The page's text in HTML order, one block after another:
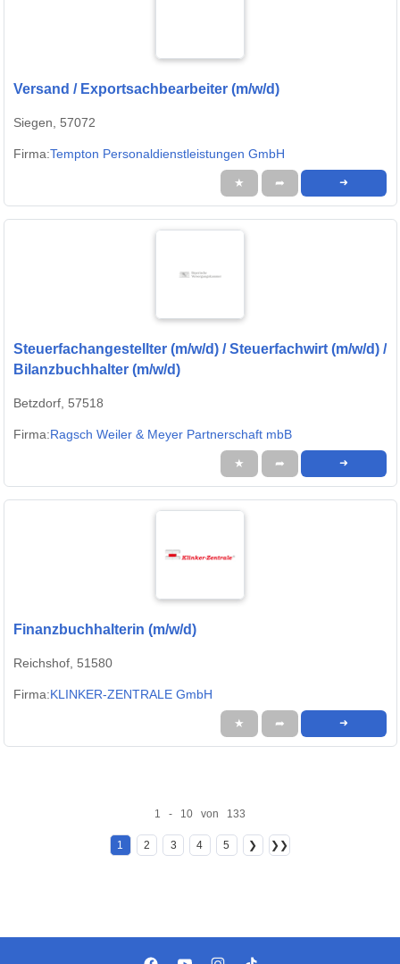
Versand / Exportsachbearbeiter (m/w/d)
Siegen, 57072
Firma:Tempton Personaldienstleistungen GmbH
★ ➦ ➜
Steuerfachangestellter (m/w/d) / Steuerfachwirt (m/w/d) /
Bilanzbuchhalter (m/w/d)
Betzdorf, 57518
Firma:Ragsch Weiler & Meyer Partnerschaft mbB
★ ➦ ➜
Finanzbuchhalterin (m/w/d)
Reichshof, 51580
Firma:KLINKER-ZENTRALE GmbH
★ ➦ ➜
1 - 10 von 133
1 2 3 4 5 ❯ ❯❯